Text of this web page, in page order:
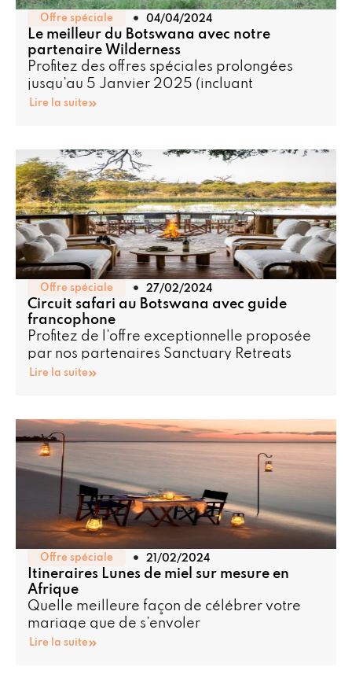
Offre spéciale 04/04/2024
Le meilleur du Botswana avec notre
partenaire Wilderness
Profitez des offres spéciales prolongées
jusqu’au 5 Janvier 2025 (incluant
Lire la suite
Offre spéciale 27/02/2024
Circuit safari au Botswana avec guide
francophone
Profitez de l’offre exceptionnelle proposée
par nos partenaires Sanctuary Retreats
Lire la suite
Offre spéciale 21/02/2024
Itineraires Lunes de miel sur mesure en
Afrique
Quelle meilleure façon de célébrer votre
mariage que de s’envoler
Lire la suite